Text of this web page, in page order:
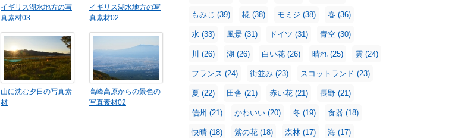
もみじ (39) 椛 (38) モミジ (38) 春 (36)
水 (33) 風景 (31) ドイツ (31) 青空 (30)
川 (26) 湖 (26) 白い花 (26) 晴れ (25) 雲 (24)
フランス (24) 街並み (23) スコットランド (23)
夏 (22) 田舎 (21) 赤い花 (21) 長野 (21)
信州 (21) かわいい (20) 冬 (19) 食器 (18)
快晴 (18) 紫の花 (18) 森林 (17) 海 (17)
イギリス湖水地方の写
真素材03
イギリス湖水地方の写
真素材02
山に沈む夕日の写真素
材
高峰高原からの景色の
写真素材02